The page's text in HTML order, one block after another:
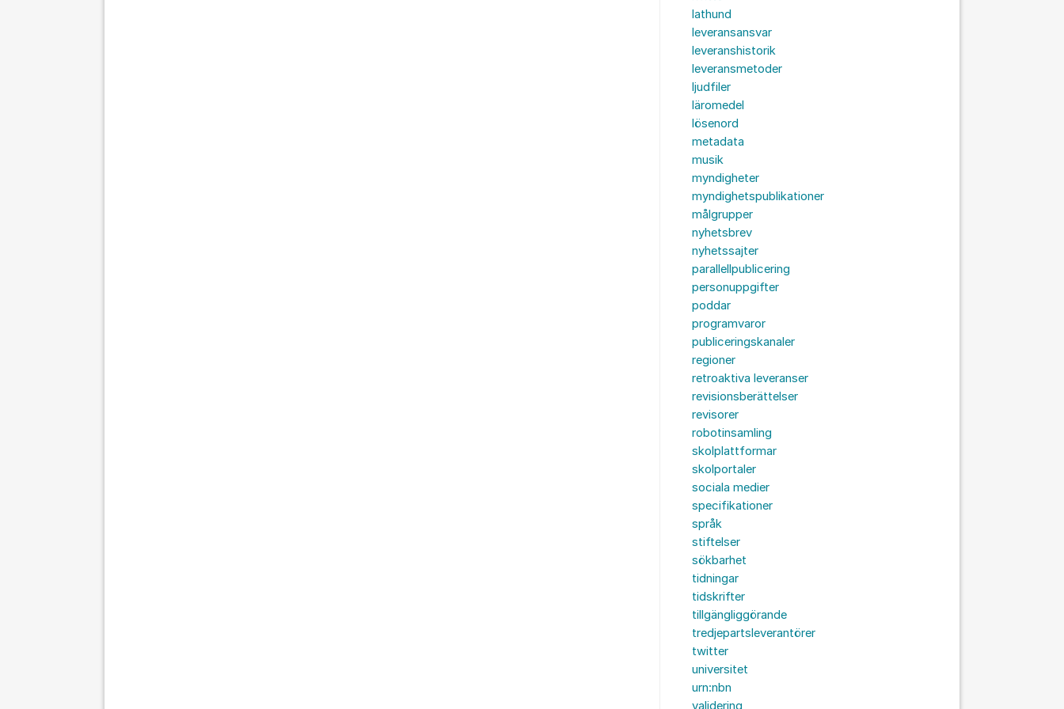
lathund
leveransansvar
leveranshistorik
leveransmetoder
ljudfiler
läromedel
lösenord
metadata
musik
myndigheter
myndighetspublikationer
målgrupper
nyhetsbrev
nyhetssajter
parallellpublicering
personuppgifter
poddar
programvaror
publiceringskanaler
regioner
retroaktiva leveranser
revisionsberättelser
revisorer
robotinsamling
skolplattformar
skolportaler
sociala medier
specifikationer
språk
stiftelser
sökbarhet
tidningar
tidskrifter
tillgängliggörande
tredjepartsleverantörer
twitter
universitet
urn:nbn
validering